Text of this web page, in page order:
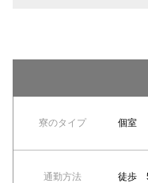
寮のタイプ 個室
通勤方法 徒歩